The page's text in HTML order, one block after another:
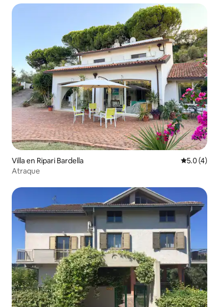
Villa en Ripari Bardella
5.0 (4)
Atraque